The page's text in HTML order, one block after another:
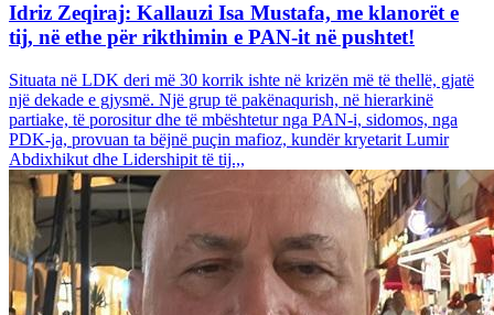
Idriz Zeqiraj: Kallauzi Isa Mustafa, me klanorët e
tij, në ethe për rikthimin e PAN-it në pushtet!
Situata në LDK deri më 30 korrik ishte në krizën më të thellë, gjatë
një dekade e gjysmë. Një grup të pakënaqurish, në hierarkinë
partiake, të porositur dhe të mbështetur nga PAN-i, sidomos, nga
PDK-ja, provuan ta bëjnë puçin mafioz, kundër kryetarit Lumir
Abdixhikut dhe Lidershipit të tij.,,